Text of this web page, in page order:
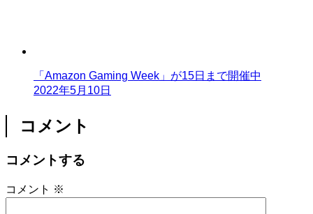
「Amazon Gaming Week」が15日まで開催中
2022年5月10日
コメント
コメントする
コメント ※